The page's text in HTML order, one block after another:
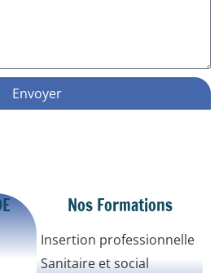
Envoyer
Nos Formations
Insertion professionnelle
Sanitaire et social